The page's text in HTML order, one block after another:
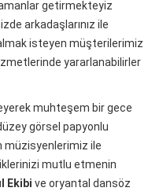
getirmekteyiz
arkadaşlarınız ile
isteyen müşterilerimiz
yararlanabilirler
muhteşem bir gece
görsel papyonlu
müzisyenlerimiz ile
mutlu etmenin
Ekibi ve oryantal dansöz